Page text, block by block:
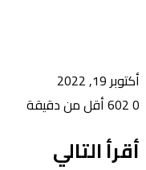
أكتوبر 19, 2022
0
أقل من دقيقة
أقرأ التالي